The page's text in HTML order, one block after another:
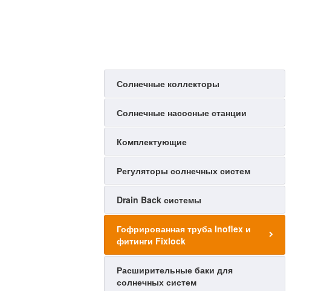
Солнечные коллекторы
Солнечные насосные станции
Комплектующие
Регуляторы солнечных систем
Drain Back системы
Гофрированная труба Inoflex и
фитинги Fixlock
Расширительные баки для
солнечных систем